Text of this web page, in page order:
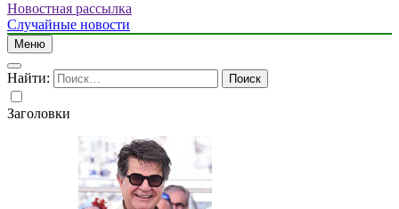
Новостная рассылка
Случайные новости
Меню
Найти:
Заголовки